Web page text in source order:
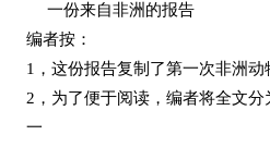
一份来自非洲的报告
编者按：
1，这份报告复制了第一次非洲动
2，为了便于阅读，编者将全文分
一